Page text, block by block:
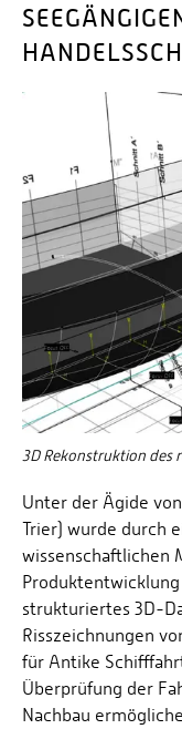
3D Rekonstruktion des
Unter der Ägide
Trier) wurde durch
wissenschaftlichen
strukturiertes 3D-
Risszeichnungen
für Antike
Überprüfung der
Nachbau